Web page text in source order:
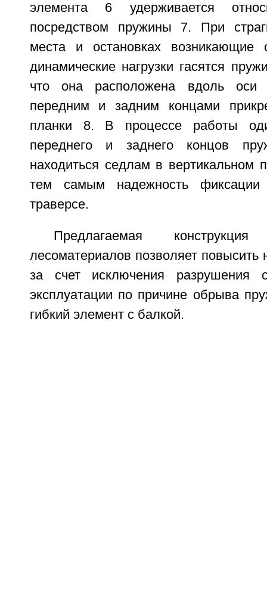
элемента 6 удерживается
посредством пружины 7. При
места и остановках возникающие
динамические нагрузки гасятся
что она расположена вдоль оси
передним и задним концами
планки 8. В процессе работы
переднего и заднего концов
находиться седлам в вертикальном
тем самым надежность фиксации
траверсе.
Предлагаемая
лесоматериалов позволяет повысить
за счет исключения разрушения
эксплуатации по причине обрыва
гибкий элемент с балкой.